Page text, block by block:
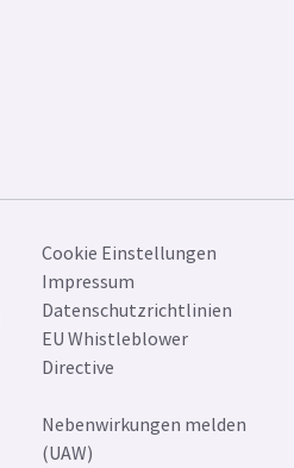
Cookie Einstellungen
Impressum
Datenschutzrichtlinien
EU Whistleblower
Directive
Nebenwirkungen melden
(UAW)